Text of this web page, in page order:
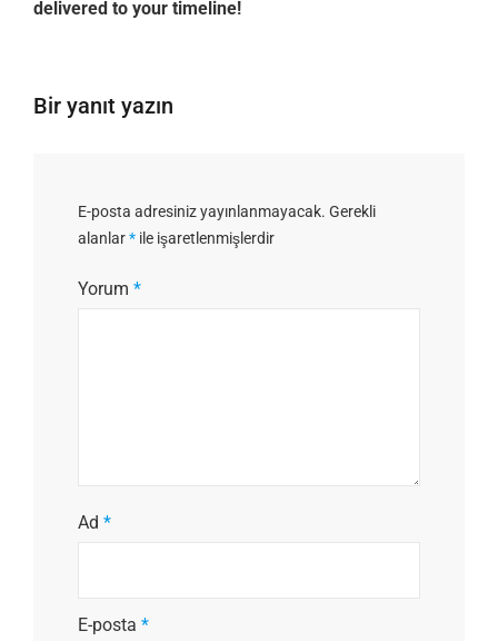
delivered to your timeline!
Bir yanıt yazın
E-posta adresiniz yayınlanmayacak. Gerekli
alanlar* ile işaretlenmişlerdir
Yorum *
Ad *
E-posta *